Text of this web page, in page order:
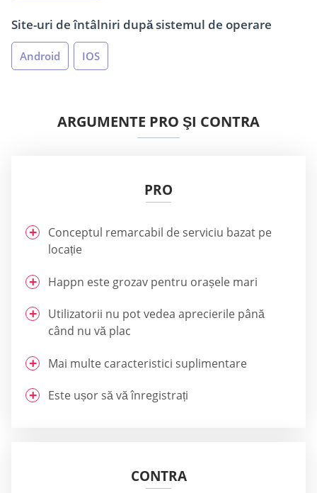
Site-uri de întâlniri după sistemul de operare
Android IOS
ARGUMENTE PRO ŞI CONTRA
PRO
Conceptul remarcabil de serviciu bazat pe
locație
Happn este grozav pentru orașele mari
Utilizatorii nu pot vedea aprecierile până
când nu vă plac
Mai multe caracteristici suplimentare
Este ușor să vă înregistrați
CONTRA